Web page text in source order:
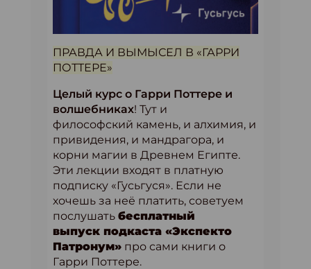
ПРАВДА И ВЫМЫСЕЛ В «ГАРРИ
ПОТТЕРЕ»
Целый курс о Гарри Поттере и
волшебниках! Тут и
философский камень, и алхимия, и
привидения, и мандрагора, и
корни магии в Древнем Египте.
Эти лекции входят в платную
подписку «Гусьгуся». Если не
хочешь за неё платить, советуем
послушать бесплатный
выпуск подкаста «Экспекто
Патронум» про сами книги о
Гарри Поттере.